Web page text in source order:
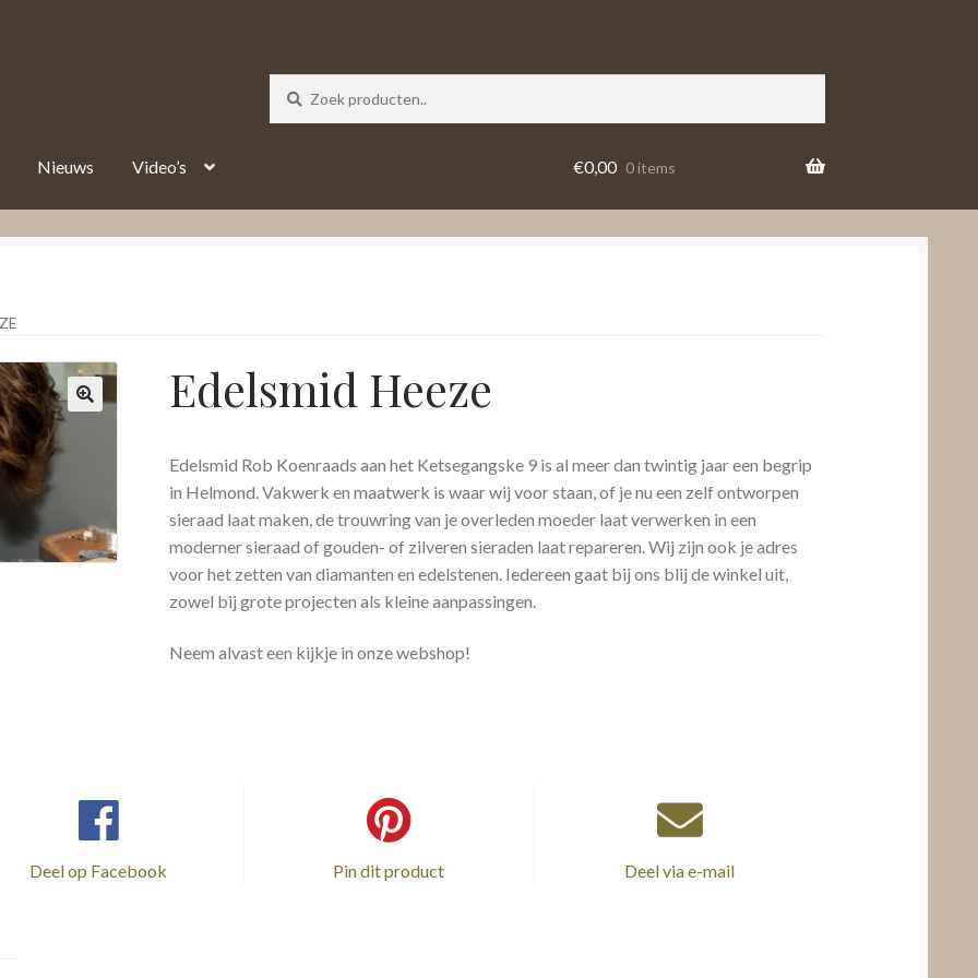
Nieuws Video’s €0,00 0 items
Edelsmid Heeze
Edelsmid Rob Koenraads aan het Ketsegangske 9 is al meer dan twintig jaar een begrip
in Helmond. Vakwerk en maatwerk is waar wij voor staan, of je nu een zelf ontworpen
sieraad laat maken, de trouwring van je overleden moeder laat verwerken in een
moderner sieraad of gouden- of zilveren sieraden laat repareren. Wij zijn ook je adres
voor het zetten van diamanten en edelstenen. Iedereen gaat bij ons blij de winkel uit,
zowel bij grote projecten als kleine aanpassingen.
Neem alvast een kijkje in onze webshop!
Deel op Facebook Pin dit product Deel via e-mail